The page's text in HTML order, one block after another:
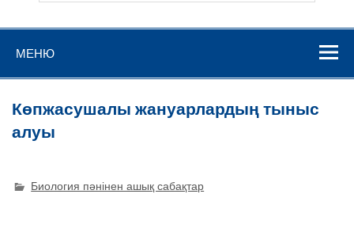
МЕНЮ
Көпжасушалы жануарлардың тыныс
алуы
Биология пәнінен ашық сабақтар